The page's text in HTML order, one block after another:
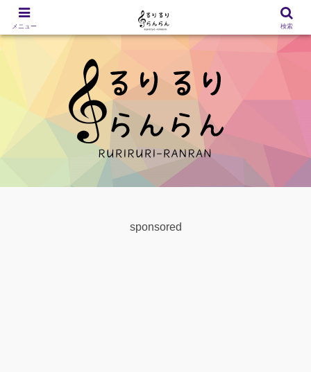
sponsored
メニュー 検索